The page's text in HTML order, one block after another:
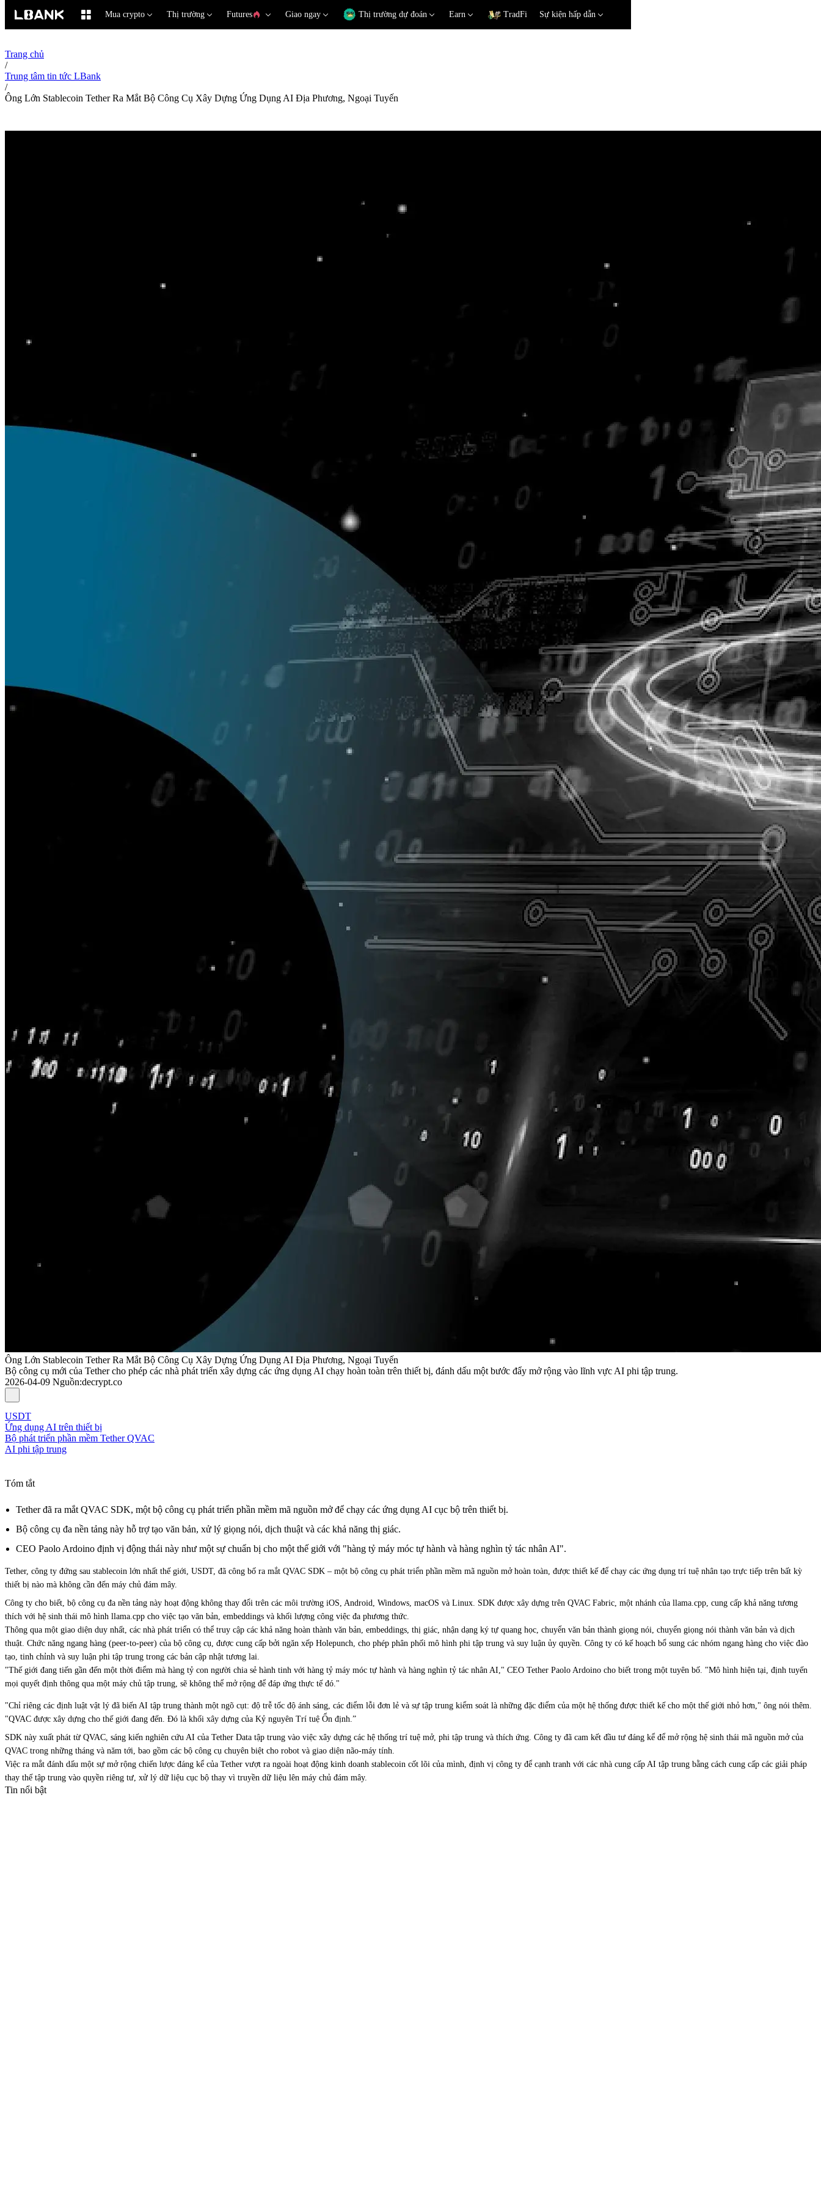
Mua crypto Thị trường Futures Giao ngay Thị trường dự đoán Earn TradFi Sự kiện hấp dẫn
Trang chủ
/
Trung tâm tin tức LBank
/
Ông Lớn Stablecoin Tether Ra Mắt Bộ Công Cụ Xây Dựng Ứng Dụng AI Địa Phương, Ngoại Tuyến
Ông Lớn Stablecoin Tether Ra Mắt Bộ Công Cụ Xây Dựng Ứng Dụng AI Địa Phương, Ngoại Tuyến
Bộ công cụ mới của Tether cho phép các nhà phát triển xây dựng các ứng dụng AI chạy hoàn toàn trên thiết bị, đánh dấu một bước đẩy mở rộng vào lĩnh vực AI phi tập trung.
2026-04-09 Nguồn:decrypt.co
USDT
Ứng dụng AI trên thiết bị
Bộ phát triển phần mềm Tether QVAC
AI phi tập trung
Tóm tắt
Tether đã ra mắt QVAC SDK, một bộ công cụ phát triển phần mềm mã nguồn mở để chạy các ứng dụng AI cục bộ trên thiết bị.
Bộ công cụ đa nền tảng này hỗ trợ tạo văn bản, xử lý giọng nói, dịch thuật và các khả năng thị giác.
CEO Paolo Ardoino định vị động thái này như một sự chuẩn bị cho một thế giới với "hàng tỷ máy móc tự hành và hàng nghìn tỷ tác nhân AI".
Tether, công ty đứng sau stablecoin lớn nhất thế giới, USDT, đã công bố ra mắt QVAC SDK – một bộ công cụ phát triển phần mềm mã nguồn mở hoàn toàn, được thiết kế để chạy các ứng dụng trí tuệ nhân tạo trực tiếp trên bất kỳ
thiết bị nào mà không cần đến máy chủ đám mây.
Công ty cho biết, bộ công cụ đa nền tảng này hoạt động không thay đổi trên các môi trường iOS, Android, Windows, macOS và Linux. SDK được xây dựng trên QVAC Fabric, một nhánh của llama.cpp, cung cấp khả năng tương
thích với hệ sinh thái mô hình llama.cpp cho việc tạo văn bản, embeddings và khối lượng công việc đa phương thức.
Thông qua một giao diện duy nhất, các nhà phát triển có thể truy cập các khả năng hoàn thành văn bản, embeddings, thị giác, nhận dạng ký tự quang học, chuyển văn bản thành giọng nói, chuyển giọng nói thành văn bản và dịch
thuật. Chức năng ngang hàng (peer-to-peer) của bộ công cụ, được cung cấp bởi ngăn xếp Holepunch, cho phép phân phối mô hình phi tập trung và suy luận ủy quyền. Công ty có kế hoạch bổ sung các nhóm ngang hàng cho việc đào
tạo, tinh chỉnh và suy luận phi tập trung trong các bản cập nhật tương lai.
"Thế giới đang tiến gần đến một thời điểm mà hàng tỷ con người chia sẻ hành tinh với hàng tỷ máy móc tự hành và hàng nghìn tỷ tác nhân AI," CEO Tether Paolo Ardoino cho biết trong một tuyên bố. "Mô hình hiện tại, định tuyến
mọi quyết định thông qua một máy chủ tập trung, sẽ không thể mở rộng để đáp ứng thực tế đó."
"Chỉ riêng các định luật vật lý đã biến AI tập trung thành một ngõ cụt: độ trễ tốc độ ánh sáng, các điểm lỗi đơn lẻ và sự tập trung kiểm soát là những đặc điểm của một hệ thống được thiết kế cho một thế giới nhỏ hơn," ông nói thêm.
"QVAC được xây dựng cho thế giới đang đến. Đó là khối xây dựng của Kỷ nguyên Trí tuệ Ổn định.”
SDK này xuất phát từ QVAC, sáng kiến nghiên cứu AI của Tether Data tập trung vào việc xây dựng các hệ thống trí tuệ mở, phi tập trung và thích ứng. Công ty đã cam kết đầu tư đáng kể để mở rộng hệ sinh thái mã nguồn mở của
QVAC trong những tháng và năm tới, bao gồm các bộ công cụ chuyên biệt cho robot và giao diện não-máy tính.
Việc ra mắt đánh dấu một sự mở rộng chiến lược đáng kể của Tether vượt ra ngoài hoạt động kinh doanh stablecoin cốt lõi của mình, định vị công ty để cạnh tranh với các nhà cung cấp AI tập trung bằng cách cung cấp các giải pháp
thay thế tập trung vào quyền riêng tư, xử lý dữ liệu cục bộ thay vì truyền dữ liệu lên máy chủ đám mây.
Tin nổi bật